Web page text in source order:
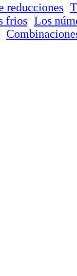
reducciones
frios Los